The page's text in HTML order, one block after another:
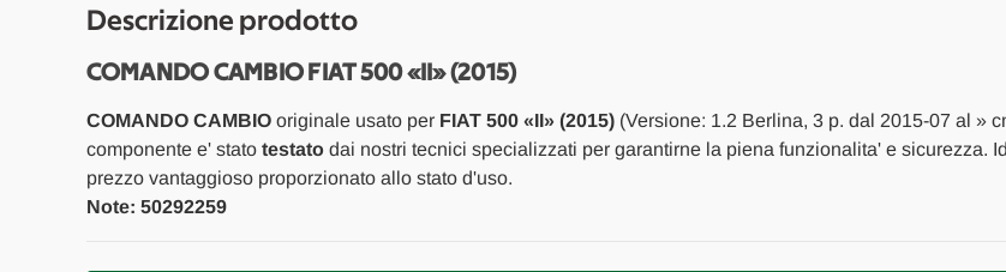
2015
in
poi
[[261076]]
2015
in
poi
[[261076]]
Descrizione prodotto
COMANDO CAMBIO FIAT 500 «II» (2015)
COMANDO CAMBIOoriginale usato per FIAT 500 «II» (2015)(Versione: 1.2 Berlina, 3 p. dal 2015-07 al »
componente e' stato testatodai nostri tecnici specializzati per garantirne la piena funzionalita' e sicurezza.
prezzo vantaggioso proporzionato allo stato d'uso.
Note: 50292259